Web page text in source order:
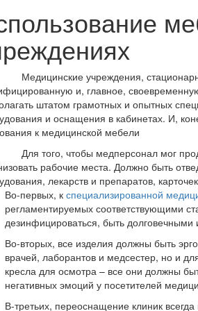
учреждения,
и, главное,
штатом грамотных и опытных
и оснащения в кабинетах. И,
к медицинской мебели
того, чтобы медперсонал мог
рабочие места. Должно быть
лекарств и препаратов,
Во-первых, к специализированной
регламентируемых соответствующими
дезинфицироваться, быть долговечными
Во-вторых, все изделия должны быть
врачей, лаборантов и медсестер, но и
кресла для осмотра – все они должны
негативных эмоций у посетителей
В-третьих, переоснащение клиник